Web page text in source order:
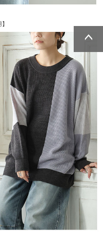
ページトッ
プへ
ページトッ
プへ